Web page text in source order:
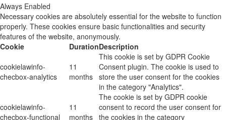
Always Enabled
Necessary cookies are absolutely essential for the website to function
properly. These cookies ensure basic functionalities and security
features of the website, anonymously.
Cookie
DurationDescription
cookielawinfo-
checbox-analytics
11
months
This cookie is set by GDPR Cookie
Consent plugin. The cookie is used to
store the user consent for the cookies
in the category "Analytics".
cookielawinfo-
checbox-functional
11
months
The cookie is set by GDPR cookie
consent to record the user consent for
the cookies in the category